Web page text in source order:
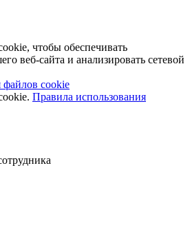
чтобы обеспечивать
веб-сайта и анализировать сетевой
файлов cookie
Правила использования